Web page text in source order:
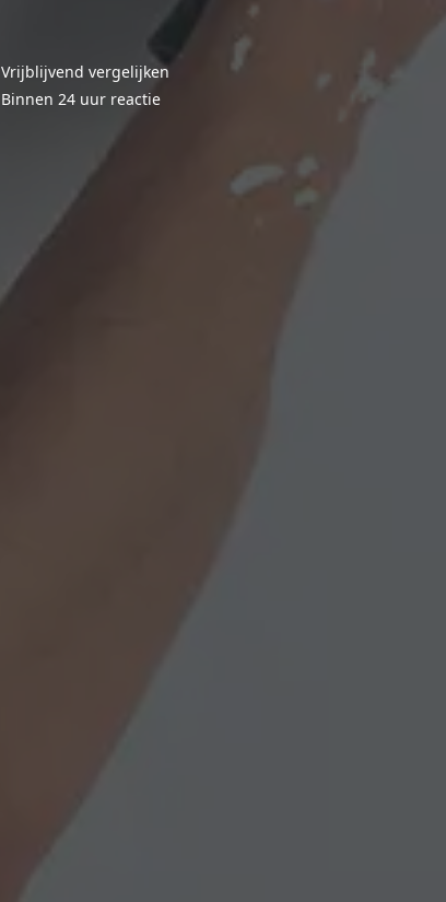
Vrijblijvend vergelijken
Binnen 24 uur reactie